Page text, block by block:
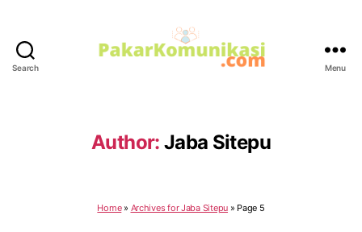
Search Menu
Author: Jaba Sitepu
Home» Archives for Jaba Sitepu » Page 5